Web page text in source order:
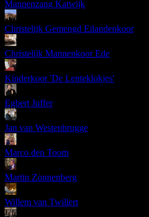
Mannenzang Katwijk
Christelijk Gemengd Eilandenkoor
Christelijk Mannenkoor Ede
Kinderkoor 'De Lenteklokjes'
Egbert Juffer
Jan van Westenbrugge
Marco den Toom
Martin Zonnenberg
Willem van Twillert